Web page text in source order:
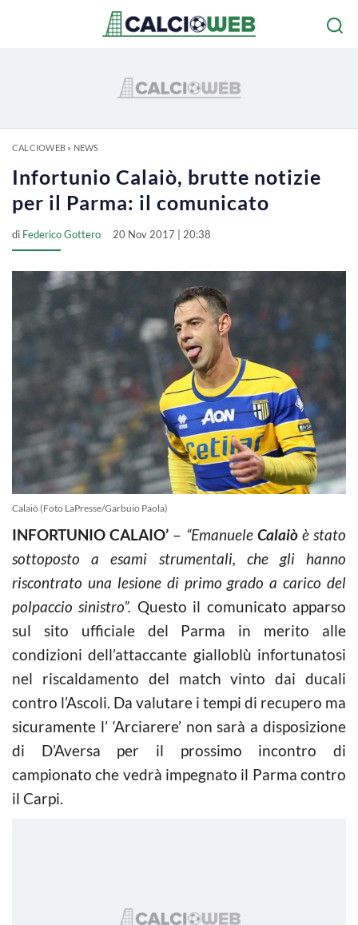
CALCIOWEB» NEWS
Infortunio Calaiò, brutte notizie
per il Parma: il comunicato
di Federico Gottero 20 Nov 2017 | 20:38
Calaiò (Foto LaPresse/Garbuio Paola)
INFORTUNIO CALAIO’ – “EmanueleCalaiò è stato
sottoposto a esami strumentali, che gli hanno
riscontrato una lesione di primo grado a carico del
polpaccio sinistro”. Questo il comunicato apparso
sul sito ufficiale del Parma in merito alle
condizioni dell’attaccante gialloblù infortunatosi
nel riscaldamento del match vinto dai ducali
contro l’Ascoli. Da valutare i tempi di recupero ma
sicuramente l’ ‘Arciarere’ non sarà a disposizione
di D’Aversa per il prossimo incontro di
campionato che vedrà impegnato il Parma contro
il Carpi.